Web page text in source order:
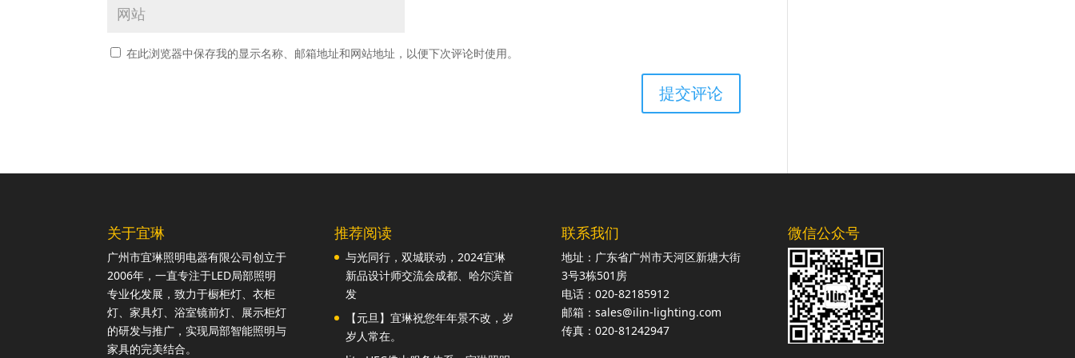
在此浏览器中保存我的显示名称、邮箱地址和网站地址，以便下次评论时使用。
关于宜琳
广州市宜琳照明电器有限公司创立于
2006年，一直专注于LED局部照明
专业化发展，致力于橱柜灯、衣柜
灯、家具灯、浴室镜前灯、展示柜灯
的研发与推广，实现局部智能照明与
家具的完美结合。
推荐阅读
与光同行，双城联动，2024宜琳
新品设计师交流会成都、哈尔滨首
发
【元旦】宜琳祝您年年景不改，岁
岁人常在。
联系我们
地址：广东省广州市天河区新塘大街
3号3栋501房
电话：020-82185912
邮箱：sales@ilin-lighting.com
传真：020-81242947
微信公众号